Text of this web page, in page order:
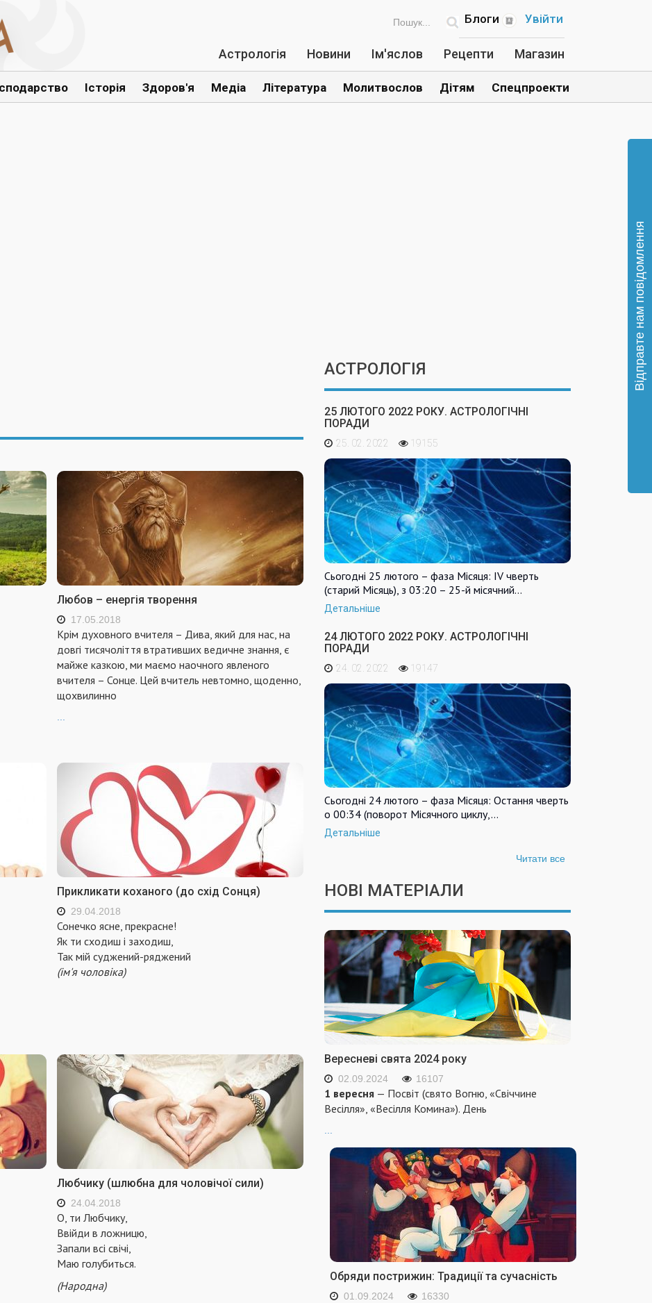
Увійти
Блоги
Астрологія Новини Ім'яслов Рецепти Магазин
Історія Здоров'я Медіа Література Молитвослов Дітям Спецпроекти
Любов – енергія творення
17.05.2018
Крім духовного вчителя – Дива, який для нас, на
довгі тисячоліття втративших ведичне знання, є
майже казкою, ми маємо наочного явленого
вчителя – Сонце. Цей вчитель невтомно, щоденно,
щохвилинно
Прикликати коханого (до схід Сонця)
29.04.2018
Сонечко ясне, прекрасне!
Як ти сходиш і заходиш,
Так мій суджений-ряджений
(ім'я чоловіка)
Любчику (шлюбна для чоловічої сили)
24.04.2018
О, ти Любчику,
Ввійди в ложницю,
Запали всі свічі,
Маю голубиться.
(Народна)
АСТРОЛОГІЯ
25 ЛЮТОГО 2022 РОКУ. АСТРОЛОГІЧНІ
ПОРАДИ
25. 02. 2022 19155
Сьогодні 25 лютого – фаза Місяця: IV чверть
(старий Місяць), з 03:20 – 25-й місячний…
Детальніше
24 ЛЮТОГО 2022 РОКУ. АСТРОЛОГІЧНІ
ПОРАДИ
24. 02. 2022 19147
Сьогодні 24 лютого – фаза Місяця: Остання чверть
о 00:34 (поворот Місячного циклу,…
Детальніше
Читати все
НОВІ МАТЕРІАЛИ
Вересневі свята 2024 року
02.09.2024 16107
1 вересня — Посвіт (свято Вогню, «Свіччине
Весілля», «Весілля Комина»). День
...
Обряди пострижин: Традиції та сучасність
01.09.2024 16330
Відправте нам повідомлення